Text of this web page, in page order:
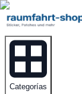
Categorías